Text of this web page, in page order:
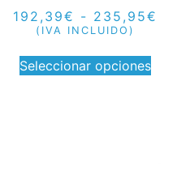
192,39€ - 235,95€
(IVA INCLUIDO)
Seleccionar opciones